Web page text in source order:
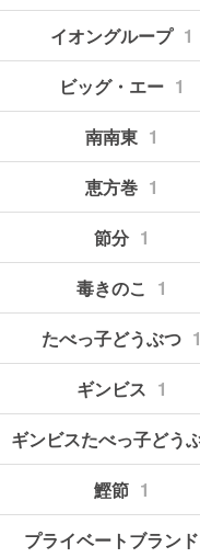
イオングループ 1
ビッグ・エー 1
南南東 1
恵方巻 1
節分 1
毒きのこ 1
たべっ子どうぶつ 1
ギンビス 1
鰹節 1
プライベートブランド